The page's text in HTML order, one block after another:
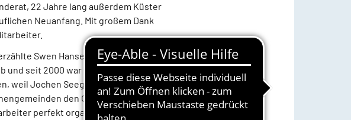
22 Jahre lang außerdem Küster
Neuanfang. Mit großem Dank
Swen Hansen vom
und seit 2000 war außerdem Küster in
weil Jochen Seeger seinen Beruf
den Orgeldienst versehen,
perfekt organisiert gewesen sei